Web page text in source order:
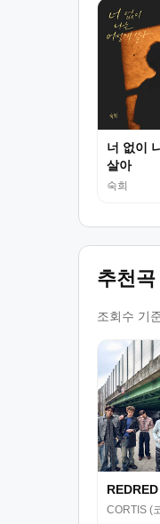
너 없이
살아
숙희
추천곡
조회수 기
REDRED
CORTIS (